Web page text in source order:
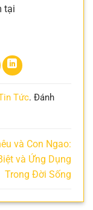
tại
Tức. Đánh
và Con Ngao:
và Ứng Dụng
Trong Đời Sống